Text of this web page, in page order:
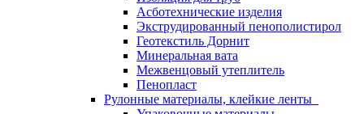
Асботехнические изделия
Экструдированный пенополистирол
Геотекстиль Дорнит
Минеральная вата
Межвенцовый утеплитель
Пенопласт
Рулонные материалы, клейкие ленты